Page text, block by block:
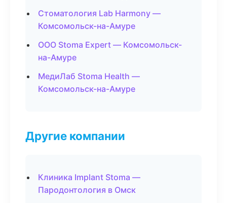
Стоматология Lab Harmony —
Комсомольск-на-Амуре
ООО Stoma Expert — Комсомольск-
на-Амуре
МедиЛаб Stoma Health —
Комсомольск-на-Амуре
Другие компании
Клиника Implant Stoma —
Пародонтология в Омск